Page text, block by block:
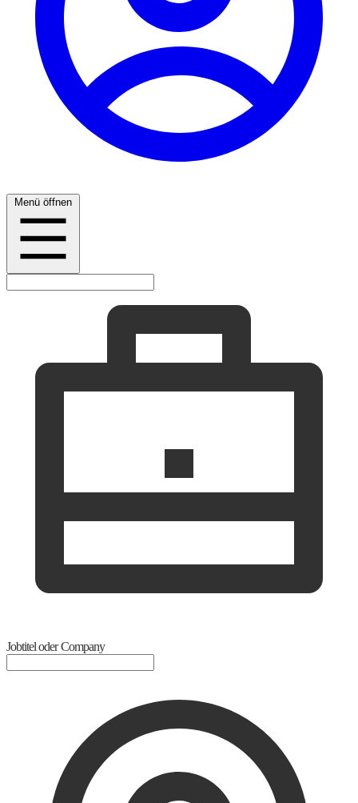
Menü öffnen
Jobtitel oder Company